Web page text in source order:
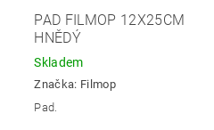
PAD FILMOP 12X25CM
HNĚDÝ
Skladem
Značka: Filmop
Pad.